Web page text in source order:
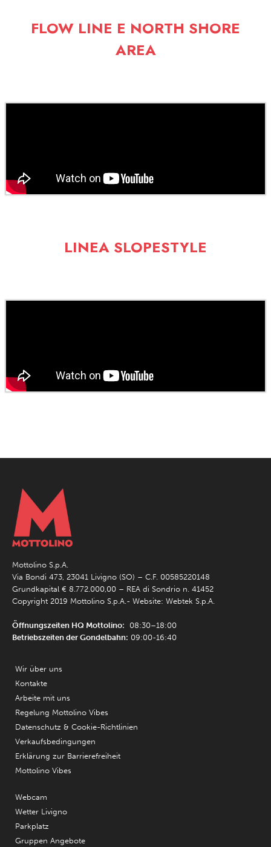
FLOW LINE E NORTH SHORE
AREA
LINEA SLOPESTYLE
Mottolino S.p.A.
Via Bondi 473, 23041 Livigno (SO) – C.F. 00585220148
Grundkapital € 8.772.000,00 – REA di Sondrio n. 41452
Copyright 2019 Mottolino S.p.A.- Website: Webtek S.p.A.
Öffnungszeiten HQ Mottolino: 08:30–18:00
Betriebszeiten der Gondelbahn: 09:00-16:40
Wir über uns
Kontakte
Arbeite mit uns
Regelung Mottolino Vibes
Datenschutz & Cookie-Richtlinien
Verkaufsbedingungen
Erklärung zur Barrierefreiheit
Mottolino Vibes
Webcam
Wetter Livigno
Parkplatz
Gruppen Angebote